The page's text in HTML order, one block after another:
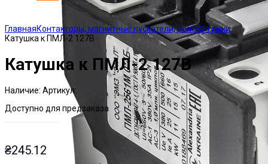
Click to enlarge
ГлавнаяКонтакторы, магнитные пускатели, релеКатушки
Катушка к ПМЛ-2 127В
Катушка к ПМЛ-2 127В
Наличие: Есть на складе
Артикул:
ЭТАЛ0000024
Доступно для предзаказа
₴245.12